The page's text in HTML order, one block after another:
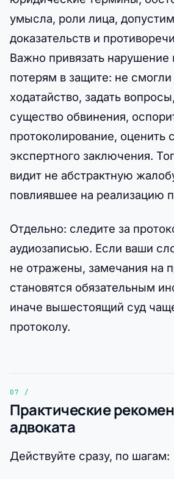
умысла, роли лица,
доказательств и
Важно привязать нарушение
потерям в защите: не смогли
ходатайство, задать
существо обвинения,
протоколирование, оценить
экспертного заключения.
видит не абстрактную
повлиявшее на реализацию
Отдельно: следите за
аудиозаписью. Если ваши
не отражены, замечания на
становятся обязательным
иначе вышестоящий суд
протоколу.
Практические
адвоката
Действуйте сразу, по шагам: